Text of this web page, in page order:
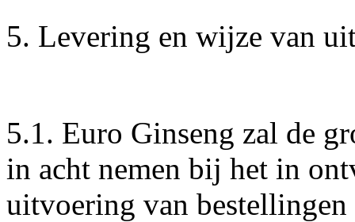
5. Levering en wijze van
5.1. Euro Ginseng zal de
in acht nemen bij het in
uitvoering van